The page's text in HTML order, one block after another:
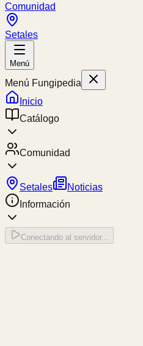
Comunidad
Setales
Menú
Menú Fungipedia
Inicio
Catálogo
Comunidad
Setales
Noticias
Información
Conectando al servidor...